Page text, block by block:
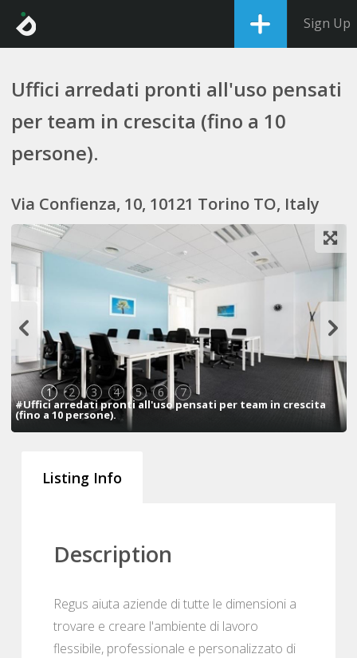
Sign Up
Uffici arredati pronti all'uso pensati
per team in crescita (fino a 10
persone).
Via Confienza, 10, 10121 Torino TO, Italy
1 2 3 4 5 6 7
#Uffici arredati pronti all'uso pensati per team in crescita
(fino a 10 persone).
Listing Info
Description
Regus aiuta aziende di tutte le dimensioni a
trovare e creare l'ambiente di lavoro
flessibile, professionale e personalizzato di